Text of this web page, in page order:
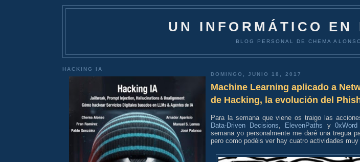
UN INFORMÁTICO
BLOG PERSONAL DE CHEMA
HACKING IA
DOMINGO, JUNIO 18, 2017
Machine Learning aplicado a
de Hacking, la evolución del
Para la semana que viene os traigo las
Data-Driven Decisions
ElevenPaths y 0xWord
semana yo personalmente me daré una tregua
pero como podéis ver hay cuatro actividades muy